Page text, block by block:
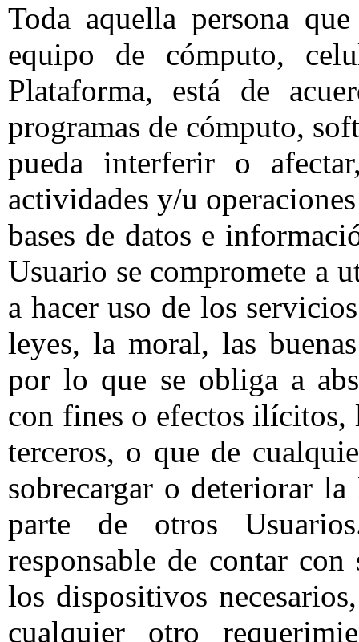
Toda aquella persona
equipo de cómputo,
Plataforma, está de
programas de cómputo,
pueda interferir o
actividades y/u
bases de datos e
Usuario se compromete a
a hacer uso de los
leyes, la moral, las
por lo que se obliga a
con fines o efectos ilícitos,
terceros, o que de
sobrecargar o deteriorar
parte de otros
responsable de contar
los dispositivos
cualquier otro